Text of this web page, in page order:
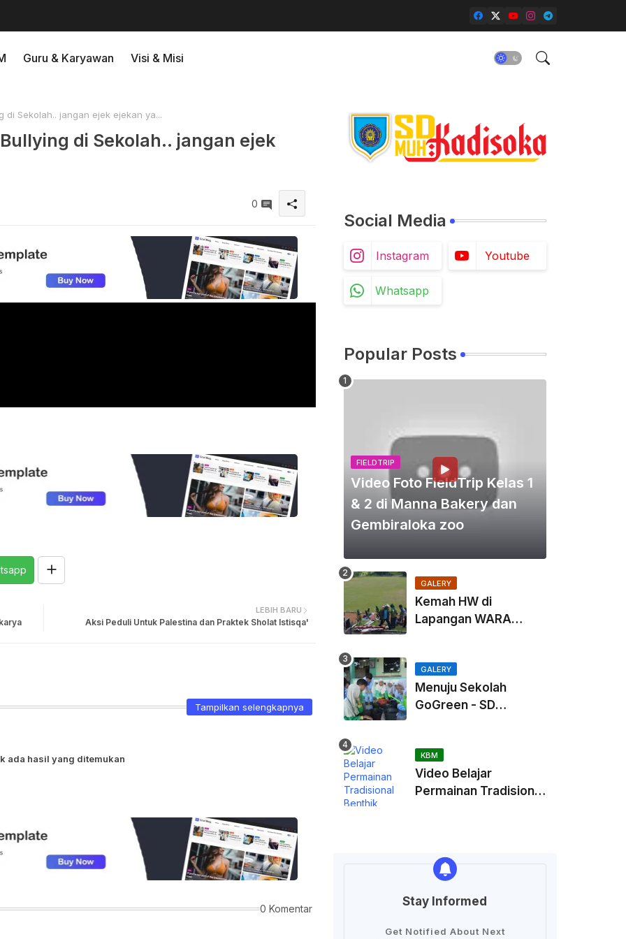
Guru & Karyawan Visi & Misi
Sekolah.. jangan ejek ejekan ya...
di Sekolah.. jangan ejek
0
LEBIH BARU
Aksi Peduli Untuk Palestina dan Praktek Sholat Istisqa'
Tampilkan selengkapnya
ada hasil yang ditemukan
0 Komentar
Social Media
Instagram Youtube
Whatsapp
Popular Posts
FIELDTRIP
Video Foto FieldTrip Kelas 1
& 2 di Manna Bakery dan
Gembiraloka zoo
GALERY
Kemah HW di
Lapangan WARA
GALERY
Menuju Sekolah
GoGreen - SD
KBM
Video Belajar
Permainan Tradisional
Stay Informed
Get Notified About Next